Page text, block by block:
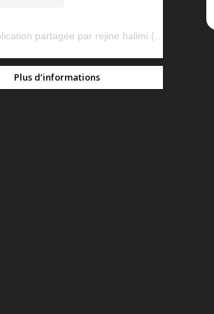
Plus d’informations